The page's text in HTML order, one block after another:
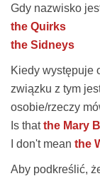
Gdy nazwisko
the Quirks
the Sidneys
Kiedy występuje
związku z tym
osobie/rzeczy
Is thatthe Mary
I don't mean the
Aby podkreślić,